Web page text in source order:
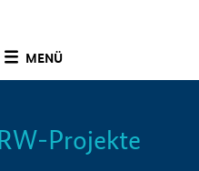
MENÜ
Info
Projekte